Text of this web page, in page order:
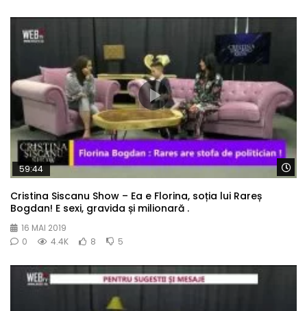
59:44
Cristina Siscanu Show – Ea e Florina, soția lui Rareș
Bogdan! E sexi, gravida și milionară .
16 MAI 2019
0
4.4K 8 5